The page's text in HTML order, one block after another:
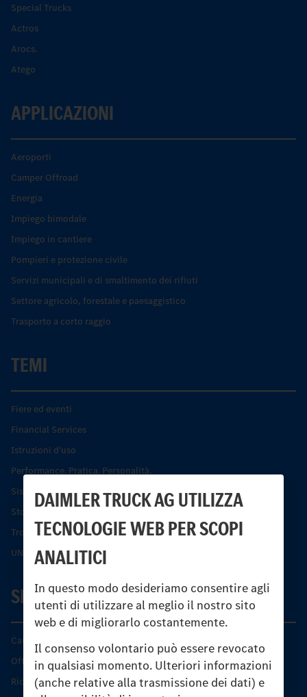
DAIMLER TRUCK AG UTILIZZA
TECNOLOGIE WEB PER SCOPI
ANALITICI
In questo modo desideriamo consentire agli
utenti di utilizzare al meglio il nostro sito
web e di migliorarlo costantemente.
Il consenso volontario può essere revocato
in qualsiasi momento. Ulteriori informazioni
(anche relative alla trasmissione dei dati) e
Special Trucks
Actros
Arocs.
Atego
APPLICAZIONI
Aeroporti
Camper Offroad
Energia
Impiego bimodale
Impiego in cantiere
Pompieri e protezione civile
Servizi municipali e di smaltimento dei rifiuti
Settore agricolo, forestale e paesaggistico
Trasporto a corto raggio
TEMI
Fiere ed eventi
Financial Services
Istruzioni d'uso
Performance. Pratica. Personalità.
Sistemi di assistenza alla guida e di sicurezza
Storia dell’Unimog
Trovare un partner
UNI-TOUCH®
SERVIZIO
Caratteristiche di prodotto
Offerta di servizio Unimog
Ricambi originali